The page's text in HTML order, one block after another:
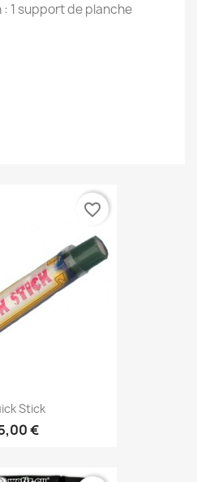
1 support de planche
Stick
€
favorite_border